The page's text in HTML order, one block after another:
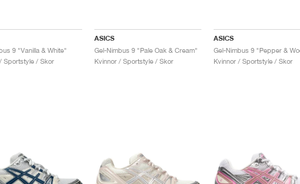
9 "Vanilla & White"
Sportstyle / Skor
ASICS
Gel-Nimbus 9 "Pale Oak & Cream"
Kvinnor / Sportstyle / Skor
ASICS
Kvinnor / Sportstyle / Skor